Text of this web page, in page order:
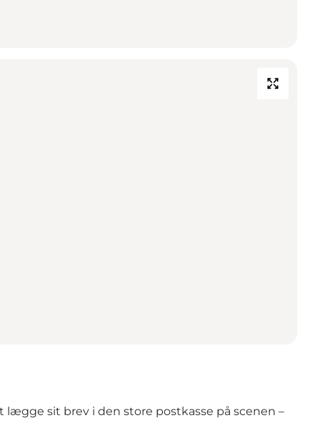
sit brev i den store postkasse på scenen –